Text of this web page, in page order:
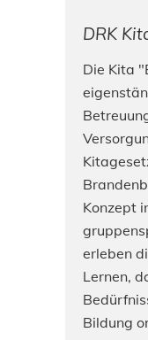
DRK
Die Kita
Konzept
erleben
Lernen,
Bildung